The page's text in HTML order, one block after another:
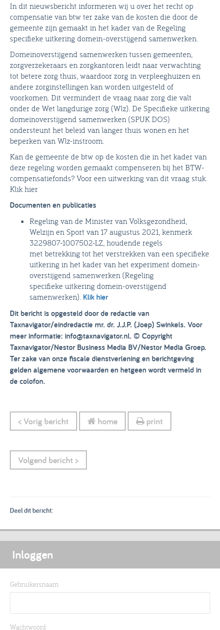
In dit nieuwsbericht informeren wij u over het recht op
compensatie van btw ter zake van de kosten die door de
gemeente zijn gemaakt in het kader van de Regeling
specifieke uitkering domein-overstijgend samenwerken.
Domeinoverstijgend samenwerken tussen gemeenten,
zorgverzekeraars en zorgkantoren leidt naar verwachting
tot betere zorg thuis, waardoor zorg in verpleeghuizen en
andere zorginstellingen kan worden uitgesteld of
voorkomen. Dit vermindert de vraag naar zorg die valt
onder de Wet langdurige zorg (Wlz). De Specifieke uitkering
domeinoverstijgend samenwerken (SPUK DOS)
ondersteunt het beleid van langer thuis wonen en het
beperken van Wlz-instroom.
Kan de gemeente de btw op de kosten die in het kader van
deze regeling worden gemaakt compenseren bij het BTW-
compensatiefonds? Voor een uitwerking van dit vraag stuk.
Klik hier
Documenten en publicaties
Regeling van de Minister van Volksgezondheid,
Welzijn en Sport van 17 augustus 2021, kenmerk
3229807-1007502-LZ, houdende regels
met betrekking tot het verstrekken van een specifieke
uitkering in het kader van het experiment domein-
overstijgend samenwerken (Regeling
specifieke uitkering domein-overstijgend
samenwerken). Klik hier
Dit bericht is opgesteld door de redactie van
Taxnavigator/eindredactie mr. dr. J.J.P. (Joep) Swinkels. Voor
meer informatie: info@taxnavigator.nl. © Copyright
Taxnavigator/Nestor Business Media BV/Nestor Media Groep.
Ter zake van onze fiscale dienstverlening en berichtgeving
gelden algemene voorwaarden en hetgeen wordt vermeld in
de colofon.
< Vorig bericht home print
Volgend bericht >
Deel dit bericht:
Inloggen
Gebruikersnaam
Wachtwoord